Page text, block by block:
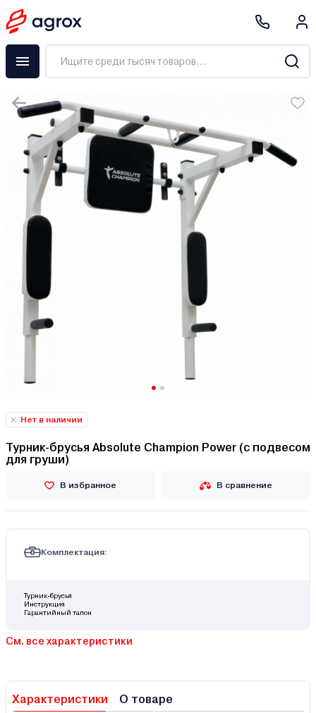
Нет в наличии
Турник-брусья Absolute Champion Power (с подвесом
для груши)
В избранное В сравнение
Комплектация:
Турник-брусья
Инструкция
Гарантийный талон
См. все характеристики
Характеристики О товаре